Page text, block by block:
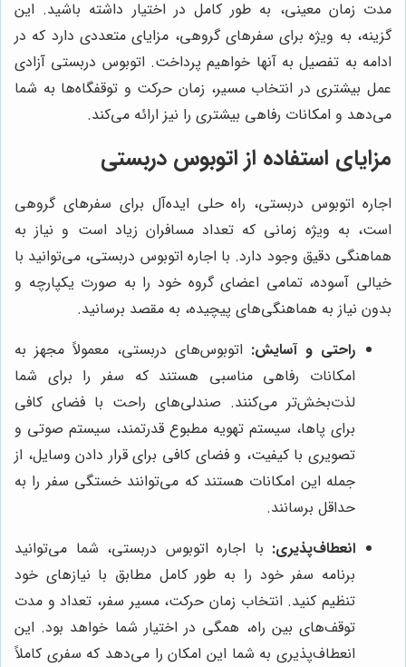
مدت زمان معینی، به طور کامل در اختیار داشته باشید. این
گزینه، به ویژه برای سفرهای گروهی، مزایای متعددی دارد که در
ادامه به تفصیل به آنها خواهیم پرداخت. اتوبوس دربستی آزادی
عمل بیشتری در انتخاب مسیر، زمان حرکت و توقفگاه‌ها به شما
می‌دهد و امکانات رفاهی بیشتری را نیز ارائه می‌کند.
مزایای استفاده از اتوبوس دربستی
اجاره اتوبوس دربستی، راه حلی ایده‌آل برای سفرهای گروهی
است، به ویژه زمانی که تعداد مسافران زیاد است و نیاز به
هماهنگی دقیق وجود دارد. با اجاره اتوبوس دربستی، می‌توانید با
خیالی آسوده، تمامی اعضای گروه خود را به صورت یکپارچه و
بدون نیاز به هماهنگی‌های پیچیده، به مقصد برسانید.
راحتی و آسایش: اتوبوس‌های دربستی، معمولاً مجهز به
امکانات رفاهی مناسبی هستند که سفر را برای شما
لذت‌بخش‌تر می‌کنند. صندلی‌های راحت با فضای کافی
برای پاها، سیستم تهویه مطبوع قدرتمند، سیستم صوتی و
تصویری با کیفیت، و فضای کافی برای قرار دادن وسایل، از
جمله این امکانات هستند که می‌توانند خستگی سفر را به
حداقل برسانند.
انعطاف‌پذیری: با اجاره اتوبوس دربستی، شما می‌توانید
برنامه سفر خود را به طور کامل مطابق با نیازهای خود
تنظیم کنید. انتخاب زمان حرکت، مسیر سفر، تعداد و مدت
توقف‌های بین راه، همگی در اختیار شما خواهد بود. این
انعطاف‌پذیری به شما این امکان را می‌دهد که سفری کاملاً